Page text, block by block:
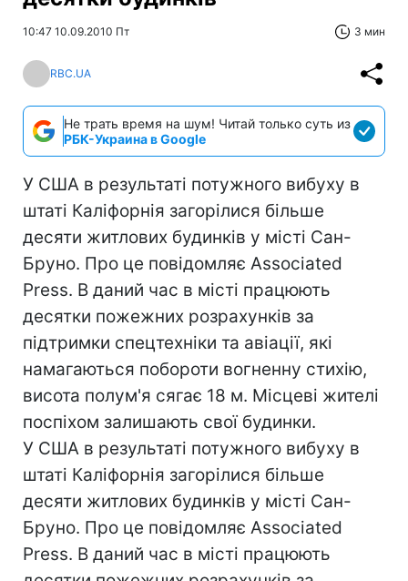
10:47 10.09.2010 Пт 3 мин
RBC.UA
Не трать время на шум! Читай только суть из
РБК-Украина в Google
У США в результаті потужного вибуху в
штаті Каліфорнія загорілися більше
десяти житлових будинків у місті Сан-
Бруно. Про це повідомляє Associated
Press. В даний час в місті працюють
десятки пожежних розрахунків за
підтримки спецтехніки та авіації, які
намагаються побороти вогненну стихію,
висота полум'я сягає 18 м. Місцеві жителі
поспіхом залишають свої будинки.
У США в результаті потужного вибуху в
штаті Каліфорнія загорілися більше
десяти житлових будинків у місті Сан-
Бруно. Про це повідомляє Associated
Press. В даний час в місті працюють